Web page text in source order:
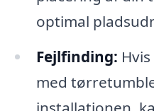
optimal
Fejlfinding:
med